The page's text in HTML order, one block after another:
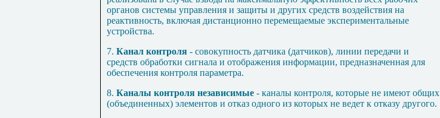
органов системы управления и защиты и других средств воздействия на
реактивность, включая дистанционно перемещаемые экспериментальные
устройства.
7. Канал контроля - совокупность датчика (датчиков), линии передачи и
средств обработки сигнала и отображения информации, предназначенная для
обеспечения контроля параметра.
8. Каналы контроля независимые - каналы контроля, которые не имеют общих
(объединенных) элементов и отказ одного из которых не ведет к отказу другого.